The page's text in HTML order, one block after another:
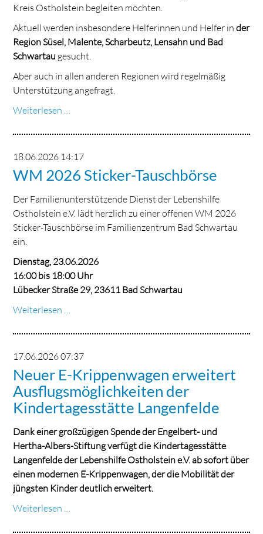
Kreis Ostholstein begleiten möchten.
Aktuell werden insbesondere Helferinnen und Helfer inder
Region Süsel, Malente, Scharbeutz, Lensahn und Bad
Schwartau gesucht.
Aber auch in allen anderen Regionen wird regelmäßig
Unterstützung angefragt.
Weiterlesen …
den
Familienunterstützenden
gesucht
18.06.2026 14:17
WM 2026 Sticker-Tauschbörse
Der Familienunterstützende Dienst der Lebenshilfe
Ostholstein e.V. lädt herzlich zu einer offenen WM 2026
Sticker-Tauschbörse im Familienzentrum Bad Schwartau
ein.
Dienstag, 23.06.2026
16:00 bis 18:00 Uhr
Lübecker Straße 29, 23611 Bad Schwartau
Weiterlesen …
Sticker-
Tauschbörse
17.06.2026 07:37
Neuer E-Krippenwagen erweitert
Ausflugsmöglichkeiten der
Kindertagesstätte Langenfelde
Dank einer großzügigen Spende der Engelbert- und
Hertha-Albers-Stiftung verfügt die Kindertagesstätte
Langenfelde der Lebenshilfe Ostholstein e.V. ab sofort über
einen modernen E-Krippenwagen, der die Mobilität der
jüngsten Kinder deutlich erweitert.
Weiterlesen …